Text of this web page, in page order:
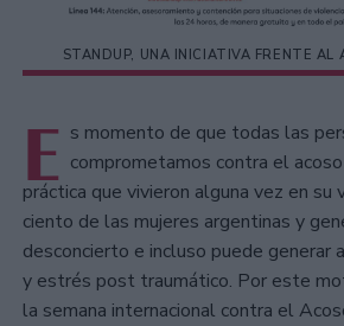
STANDUP, UNA INICIATIVA FRENTE AL
E s momento de que todas las
comprometamos contra el
práctica que vivieron alguna vez en
ciento de las mujeres argentinas y
desconcierto e incluso puede generar
y estrés post traumático. Por este
la semana internacional contra el